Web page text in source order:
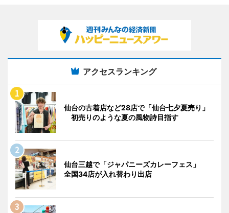
アクセスランキング
仙台の古着店など28店で「仙台七夕夏売り」
初売りのような夏の風物詩目指す
仙台三越で「ジャパニーズカレーフェス」
全国34店が入れ替わり出店